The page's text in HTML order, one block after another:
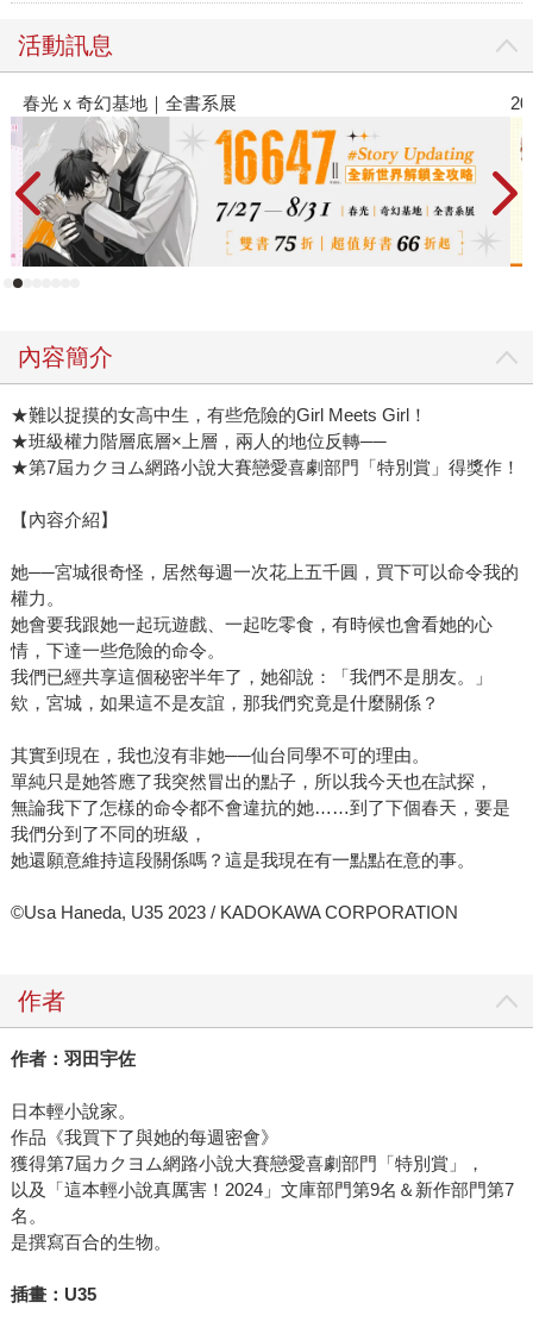
活動訊息
春光ｘ奇幻基地｜全書系展
內容簡介
★難以捉摸的女高中生，有些危險的Girl Meets Girl！
★班級權力階層底層×上層，兩人的地位反轉──
★第7屆カクヨム網路小說大賽戀愛喜劇部門「特別賞」得獎作！
【內容介紹】
她──宮城很奇怪，居然每週一次花上五千圓，買下可以命令我的
權力。
她會要我跟她一起玩遊戲、一起吃零食，有時候也會看她的心
情，下達一些危險的命令。
我們已經共享這個秘密半年了，她卻說：「我們不是朋友。」
欸，宮城，如果這不是友誼，那我們究竟是什麼關係？
其實到現在，我也沒有非她──仙台同學不可的理由。
單純只是她答應了我突然冒出的點子，所以我今天也在試探，
無論我下了怎樣的命令都不會違抗的她……到了下個春天，要是
我們分到了不同的班級，
她還願意維持這段關係嗎？這是我現在有一點點在意的事。
©Usa Haneda, U35 2023 / KADOKAWA CORPORATION
作者
作者：羽田宇佐
日本輕小說家。
作品《我買下了與她的每週密會》
獲得第7屆カクヨム網路小說大賽戀愛喜劇部門「特別賞」，
以及「這本輕小說真厲害！2024」文庫部門第9名＆新作部門第7
名。
是撰寫百合的生物。
插畫：U35